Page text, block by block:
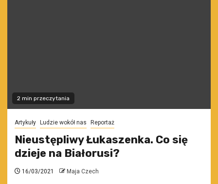
2 min przeczytania
Artykuły Ludzie wokół nas Reportaż
Nieustępliwy Łukaszenka. Co się
dzieje na Białorusi?
16/03/2021 Maja Czech